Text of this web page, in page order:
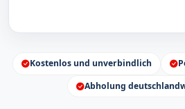
Kostenlos und unverbindlich
Abholung